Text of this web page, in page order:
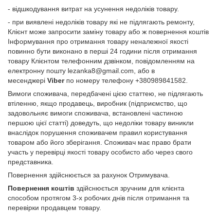
- відшкодування витрат на усунення недоліків товару.
- при виявлені недоліків товару які не підлягають ремонту,
Клієнт може запросити заміну товару або ж повернення коштів
Інформування про отримання товару неналежної якості
повинно бути виконано в перші 24 години після отримання
товару Клієнтом телефонним дзвінком, повідомленням на
електронну пошту lezanka8@gmail.com, або в
месенджері Viberпо номеру телефону +380989841582.
Вимоги споживача, передбачені цією статтею, не підлягають
втіленню, якщо продавець, виробник (підприємство, що
задовольняє вимоги споживача, встановлені частиною
першою цієї статті) доведуть, що недоліки товару виникли
внаслідок порушення споживачем правил користування
товаром або його зберігання. Споживач має право брати
участь у перевірці якості товару особисто або через свого
представника.
Повернення здійснюється за рахунок Отримувача.
Повернення коштів здійснюється зручним для клієнта
способом протягом 3-х робочих днів після отримання та
перевірки продавцем товару.